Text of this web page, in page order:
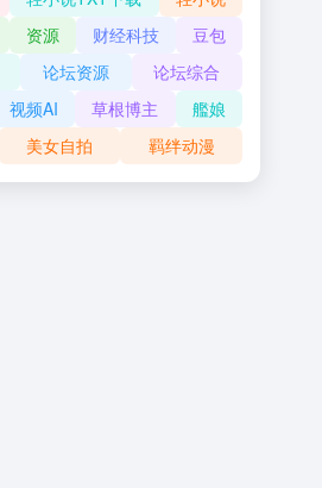
资源 财经科技
豆包
论坛资源
论坛综合
视频AI 草根博主
艦娘
美女自拍 羁绊动漫